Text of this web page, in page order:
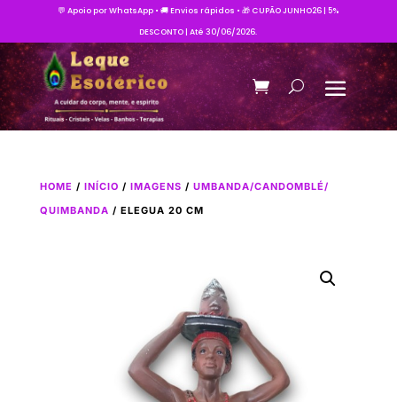
💬 Apoio por WhatsApp • 🚚 Envios rápidos • 🎁 CUPÃO JUNHO26 | 5%
DESCONTO | Até 30/06/2026.
HOME / INÍCIO / IMAGENS / UMBANDA/CANDOMBLÉ/
QUIMBANDA / ELEGUA 20 CM